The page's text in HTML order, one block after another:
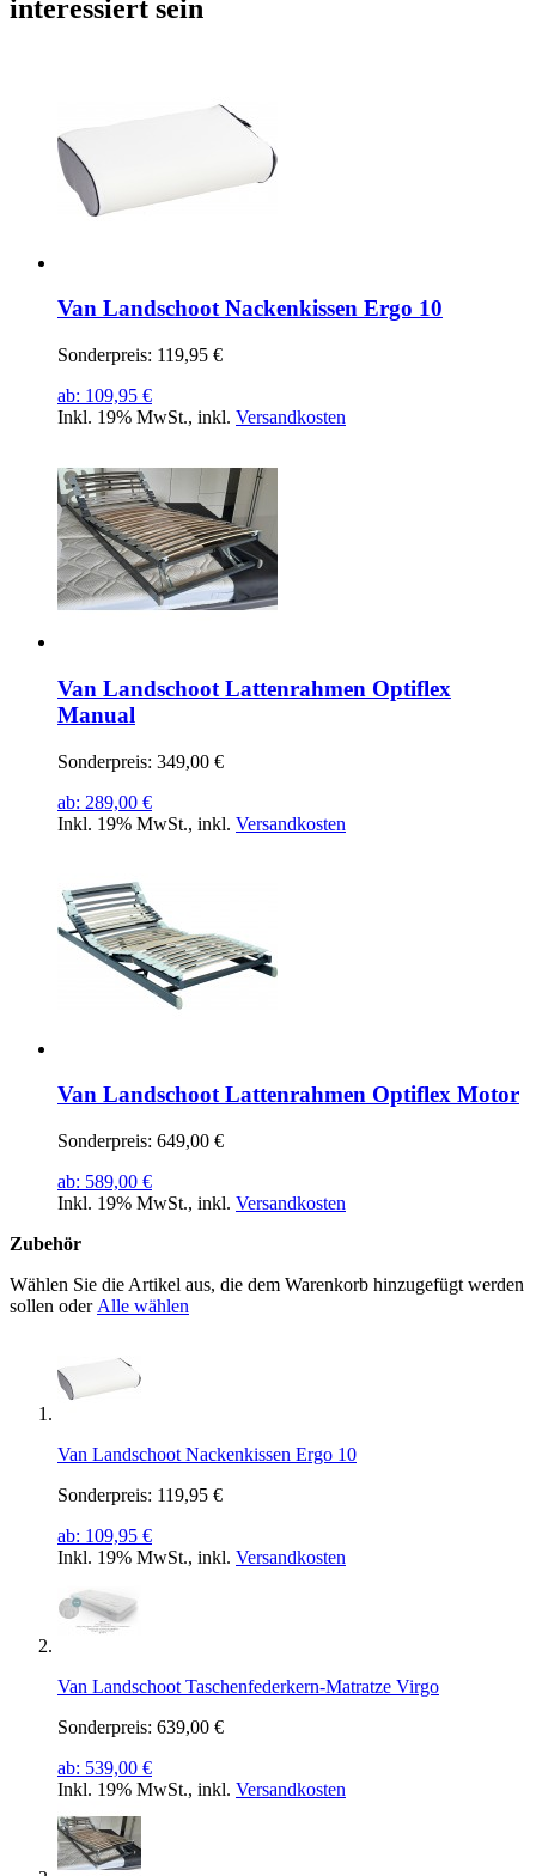
interessiert sein
Van Landschoot Nackenkissen Ergo 10
Sonderpreis: 119,95 €
ab: 109,95 €
Inkl. 19% MwSt., inkl. Versandkosten
Van Landschoot Lattenrahmen Optiflex
Manual
Sonderpreis: 349,00 €
ab: 289,00 €
Inkl. 19% MwSt., inkl. Versandkosten
Van Landschoot Lattenrahmen Optiflex Motor
Sonderpreis: 649,00 €
ab: 589,00 €
Inkl. 19% MwSt., inkl. Versandkosten
Zubehör
Wählen Sie die Artikel aus, die dem Warenkorb hinzugefügt werden
sollen oder Alle wählen
Van Landschoot Nackenkissen Ergo 10
Sonderpreis: 119,95 €
ab: 109,95 €
Inkl. 19% MwSt., inkl. Versandkosten
Van Landschoot Taschenfederkern-Matratze Virgo
Sonderpreis: 639,00 €
ab: 539,00 €
Inkl. 19% MwSt., inkl. Versandkosten